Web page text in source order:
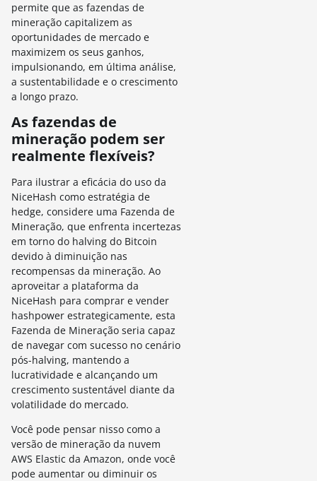
permite que as fazendas de
mineração capitalizem as
oportunidades de mercado e
maximizem os seus ganhos,
impulsionando, em última análise,
a sustentabilidade e o crescimento
a longo prazo.
As fazendas de
mineração podem ser
realmente flexíveis?
Para ilustrar a eficácia do uso da
NiceHash como estratégia de
hedge, considere uma Fazenda de
Mineração, que enfrenta incertezas
em torno do halving do Bitcoin
devido à diminuição nas
recompensas da mineração. Ao
aproveitar a plataforma da
NiceHash para comprar e vender
hashpower estrategicamente, esta
Fazenda de Mineração seria capaz
de navegar com sucesso no cenário
pós-halving, mantendo a
lucratividade e alcançando um
crescimento sustentável diante da
volatilidade do mercado.
Você pode pensar nisso como a
versão de mineração da nuvem
AWS Elastic da Amazon, onde você
pode aumentar ou diminuir os